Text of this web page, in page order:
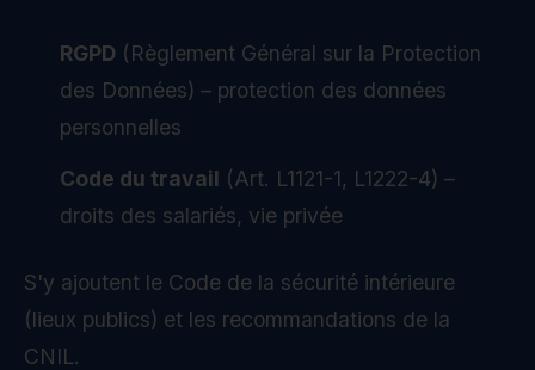
RGPD (Règlement Général sur la Protection
des Données) – protection des données
personnelles
Code du travail (Art. L1121-1, L1222-4) –
droits des salariés, vie privée
S'y ajoutent le Code de la sécurité intérieure
(lieux publics) et les recommandations de la
CNIL.